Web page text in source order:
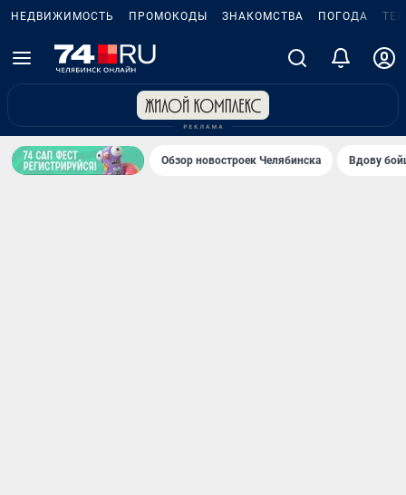
НЕДВИЖИМОСТЬ ПРОМОКОДЫ ЗНАКОМСТВА ПОГОДА
Обзор новостроек Челябинска Вдову